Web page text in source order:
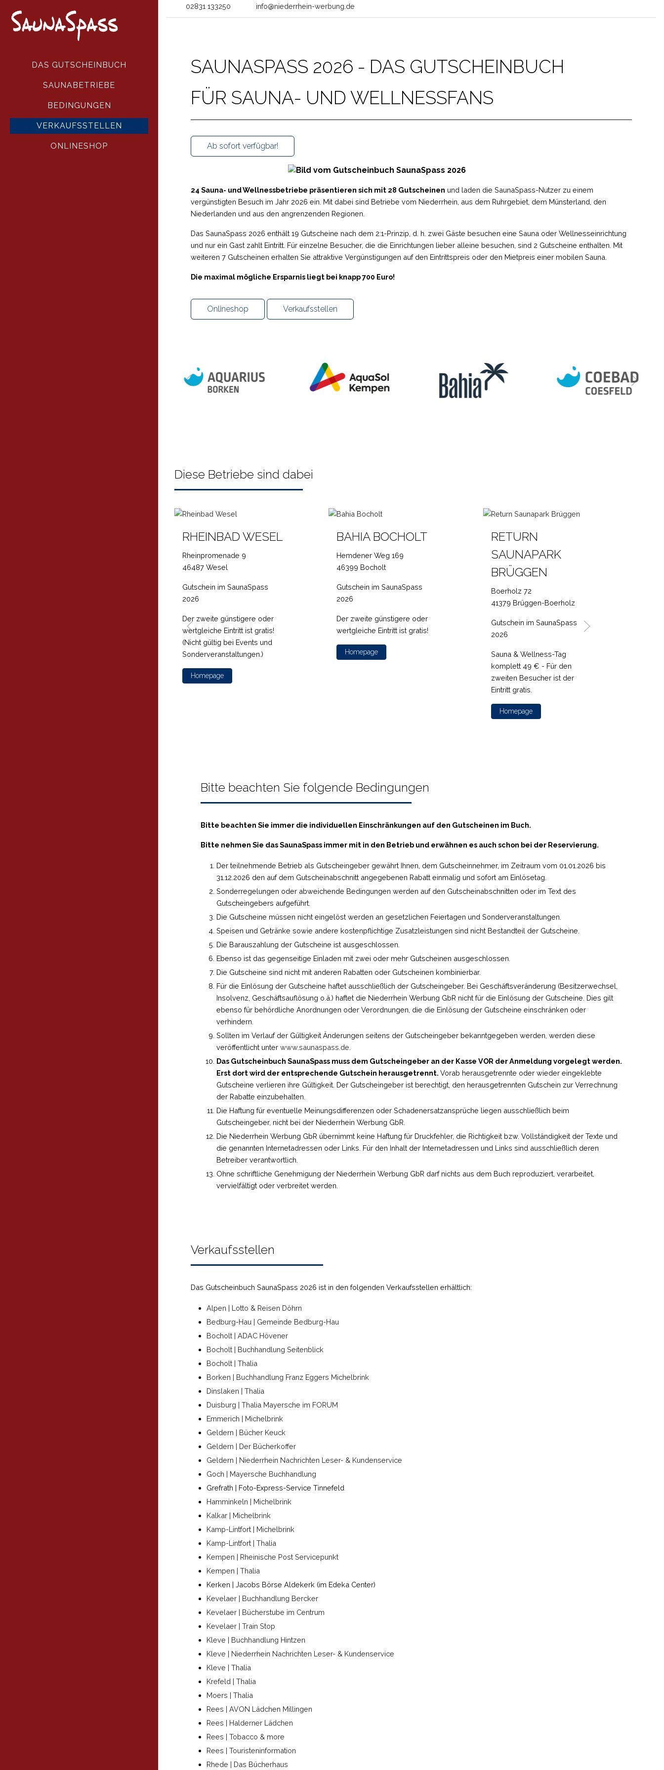
DAS GUTSCHEINBUCH
SAUNABETRIEBE
BEDINGUNGEN
VERKAUFSSTELLEN
ONLINESHOP
02831 133250 info@niederrhein-werbung.de
SAUNASPASS 2026 - DAS GUTSCHEINBUCH
FÜR SAUNA- UND WELLNESSFANS
Ab sofort verfügbar!
24 Sauna- und Wellnessbetriebe präsentieren sich mit 28 Gutscheinen und laden die SaunaSpass-Nutzer zu einem
vergünstigten Besuch im Jahr 2026 ein. Mit dabei sind Betriebe vom Niederrhein, aus dem Ruhrgebiet, dem Münsterland, den
Niederlanden und aus den angrenzenden Regionen.
Das SaunaSpass 2026 enthält 19 Gutscheine nach dem 2:1-Prinzip, d. h. zwei Gäste besuchen eine Sauna oder Wellnesseinrichtung
und nur ein Gast zahlt Eintritt. Für einzelne Besucher, die die Einrichtungen lieber alleine besuchen, sind 2 Gutscheine enthalten. Mit
weiteren 7 Gutscheinen erhalten Sie attraktive Vergünstigungen auf den Eintrittspreis oder den Mietpreis einer mobilen Sauna.
Die maximal mögliche Ersparnis liegt bei knapp 700 Euro!
Onlineshop Verkaufsstellen
Diese Betriebe sind dabei
RHEINBAD WESEL
Rheinpromenade 9
46487 Wesel
Gutschein im SaunaSpass
2026
Der zweite günstigere oder
wertgleiche Eintritt ist gratis!
(Nicht gültig bei Events und
Sonderveranstaltungen.)
Homepage
BAHIA BOCHOLT
Hemdener Weg 169
46399 Bocholt
Gutschein im SaunaSpass
2026
Der zweite günstigere oder
wertgleiche Eintritt ist gratis!
Homepage
RETURN
SAUNAPARK
BRÜGGEN
Boerholz 72
41379 Brüggen-Boerholz
Gutschein im SaunaSpass
2026
Sauna & Wellness-Tag
komplett 49 € - Für den
zweiten Besucher ist der
Eintritt gratis.
Homepage
Bitte beachten Sie folgende Bedingungen
Bitte beachten Sie immer die individuellen Einschränkungen auf den Gutscheinen im Buch.
Bitte nehmen Sie das SaunaSpass immer mit in den Betrieb und erwähnen es auch schon bei der Reservierung.
Der teilnehmende Betrieb als Gutscheingeber gewährt Ihnen, dem Gutscheinnehmer, im Zeitraum vom 01.01.2026 bis
31.12.2026 den auf dem Gutscheinabschnitt angegebenen Rabatt einmalig und sofort am Einlösetag.
Sonderregelungen oder abweichende Bedingungen werden auf den Gutscheinabschnitten oder im Text des
Gutscheingebers aufgeführt.
Die Gutscheine müssen nicht eingelöst werden an gesetzlichen Feiertagen und Sonderveranstaltungen.
Speisen und Getränke sowie andere kostenpflichtige Zusatzleistungen sind nicht Bestandteil der Gutscheine.
Die Barauszahlung der Gutscheine ist ausgeschlossen.
Ebenso ist das gegenseitige Einladen mit zwei oder mehr Gutscheinen ausgeschlossen.
Die Gutscheine sind nicht mit anderen Rabatten oder Gutscheinen kombinierbar.
Für die Einlösung der Gutscheine haftet ausschließlich der Gutscheingeber. Bei Geschäftsveränderung (Besitzerwechsel,
Insolvenz, Geschäftsauflösung o.ä.) haftet die Niederrhein Werbung GbR nicht für die Einlösung der Gutscheine. Dies gilt
ebenso für behördliche Anordnungen oder Verordnungen, die die Einlösung der Gutscheine einschränken oder
verhindern.
Sollten im Verlauf der Gültigkeit Änderungen seitens der Gutscheingeber bekanntgegeben werden, werden diese
veröffentlicht unter www.saunaspass.de
Das Gutscheinbuch SaunaSpass muss dem Gutscheingeber an der Kasse VOR der Anmeldung vorgelegt werden.
Erst dort wird der entsprechende Gutschein herausgetrennt. Vorab herausgetrennte oder wieder eingeklebte
Gutscheine verlieren ihre Gültigkeit. Der Gutscheingeber ist berechtigt, den herausgetrennten Gutschein zur Verrechnung
der Rabatte einzubehalten.
Die Haftung für eventuelle Meinungsdifferenzen oder Schadenersatzansprüche liegen ausschließlich beim
Gutscheingeber, nicht bei der Niederrhein Werbung GbR.
Die Niederrhein Werbung GbR übernimmt keine Haftung für Druckfehler, die Richtigkeit bzw. Vollständigkeit der Texte und
die genannten Internetadressen oder Links. Für den Inhalt der Internetadressen und Links sind ausschließlich deren
Betreiber verantwortlich.
Ohne schriftliche Genehmigung der Niederrhein Werbung GbR darf nichts aus dem Buch reproduziert, verarbeitet,
vervielfältigt oder verbreitet werden.
Verkaufsstellen
Das Gutscheinbuch SaunaSpass 2026 ist in den folgenden Verkaufsstellen erhältlich:
Alpen | Lotto & Reisen Döhrn
Bedburg-Hau | Gemeinde Bedburg-Hau
Bocholt | ADAC Hövener
Bocholt | Buchhandlung Seitenblick
Bocholt | Thalia
Borken | Buchhandlung Franz Eggers Michelbrink
Dinslaken | Thalia
Duisburg | Thalia Mayersche im FORUM
Emmerich | Michelbrink
Geldern | Bücher Keuck
Geldern | Der Bücherkoffer
Geldern | Niederrhein Nachrichten Leser- & Kundenservice
Goch | Mayersche Buchhandlung
Grefrath | Foto-Express-Service Tinnefeld
Hamminkeln | Michelbrink
Kalkar | Michelbrink
Kamp-Lintfort | Michelbrink
Kamp-Lintfort | Thalia
Kempen | Rheinische Post Servicepunkt
Kempen | Thalia
Kerken | Jacobs Börse Aldekerk (im Edeka Center)
Kevelaer | Buchhandlung Bercker
Kevelaer | Bücherstube im Centrum
Kevelaer | Train Stop
Kleve | Buchhandlung Hintzen
Kleve | Niederrhein Nachrichten Leser- & Kundenservice
Kleve | Thalia
Krefeld | Thalia
Moers | Thalia
Rees | AVON Lädchen Millingen
Rees | Halderner Lädchen
Rees | Tobacco & more
Rees | Touristeninformation
Rhede | Das Bücherhaus